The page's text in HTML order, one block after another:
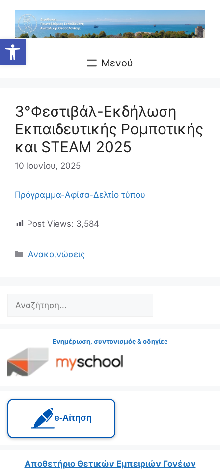
Ανοίξτε τη γραμμή εργαλείων
Μενού
3°Φεστιβάλ-Εκδήλωση
Εκπαιδευτικής Ρομποτικής
και STEAM 2025
10 Ιουνίου, 2025
Πρόγραμμα-Αφίσα-Δελτίο τύπου
Post Views: 3,584
Ανακοινώσεις
Ενημέρωση, συντονισμός & οδηγίες
e‑Αίτηση
Αποθετήριο Θετικών Εμπειριών Γονέων